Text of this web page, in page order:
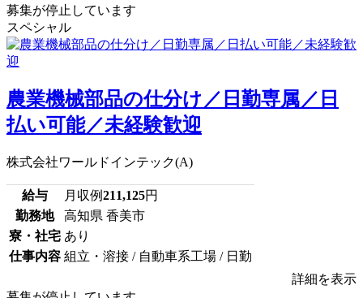
募集が停止しています
スペシャル
農業機械部品の仕分け／日勤専属／日
払い可能／未経験歓迎
株式会社ワールドインテック(A)
給与 月収例211,125円
勤務地
高知県 香美市
寮・社宅 あり
仕事内容 組立・溶接 / 自動車系工場 / 日勤
詳細を表示